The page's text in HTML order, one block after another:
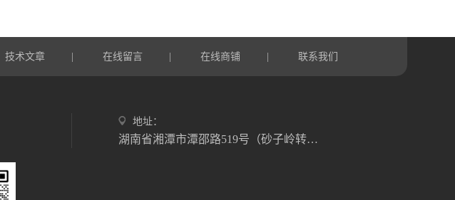
技术文章 在线留言 在线商铺 联系我们
地址：
湖南省湘潭市潭邵路519号（砂子岭转盘往湘乡方向1.2公里）